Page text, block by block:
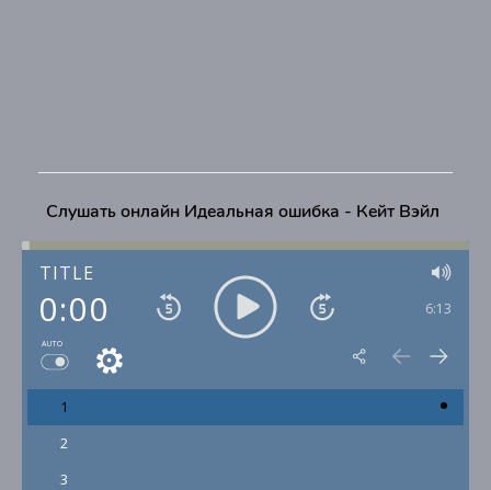
Слушать онлайн Идеальная ошибка - Кейт Вэйл
TITLE
0:00 6:13
AUTO
1
2
3